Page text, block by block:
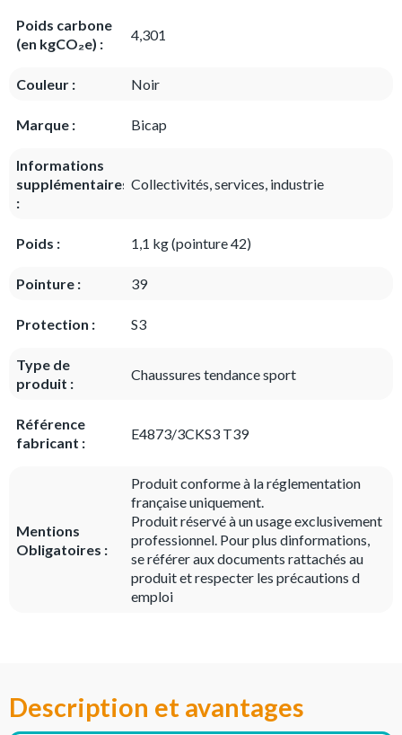
Poids carbone
(en kgCO₂e) :
4,301
Couleur : Noir
Marque : Bicap
Informations
supplémentaires
:
Collectivités, services, industrie
Poids : 1,1 kg (pointure 42)
Pointure : 39
Protection : S3
Type de
produit :
Chaussures tendance sport
Référence
fabricant :
E4873/3CKS3 T39
Mentions
Obligatoires :
Produit conforme à la réglementation
française uniquement.
Produit réservé à un usage exclusivement
professionnel. Pour plus dinformations,
se référer aux documents rattachés au
produit et respecter les précautions d
emploi
Description et avantages